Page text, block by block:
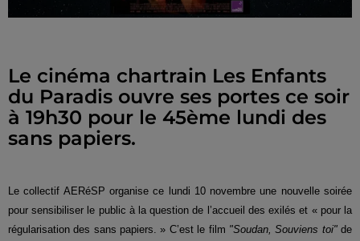
Le cinéma chartrain Les Enfants
du Paradis ouvre ses portes ce soir
à 19h30 pour le 45ème lundi des
sans papiers.
Le collectif AERéSP organise ce lundi 10 novembre une nouvelle soirée
pour sensibiliser le public à la question de l’accueil des exilés et « pour la
régularisation des sans papiers. » C’est le film "Soudan, Souviens toi"de